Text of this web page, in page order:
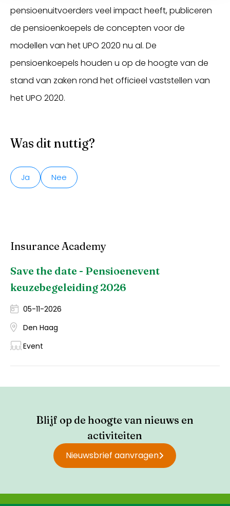
pensioenuitvoerders veel impact heeft, publiceren
de pensioenkoepels de concepten voor de
modellen van het UPO 2020 nu al. De
pensioenkoepels houden u op de hoogte van de
stand van zaken rond het officieel vaststellen van
het UPO 2020.
Was dit nuttig?
Ja Nee
Insurance Academy
Save the date - Pensioenevent
keuzebegeleiding 2026
05-11-2026
Den Haag
Event
Blijf op de hoogte van nieuws en
activiteiten
Nieuwsbrief aanvragen